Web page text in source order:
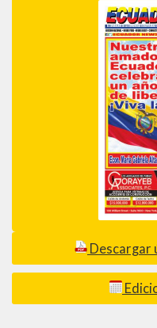
Descargar